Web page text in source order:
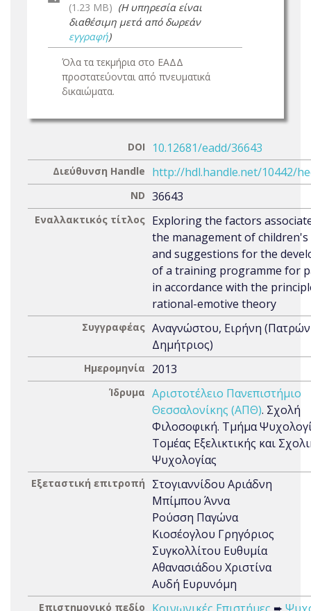
(1.23 MB) (Η υπηρεσία είναι
διαθέσιμη μετά από δωρεάν
εγγραφή)
Όλα τα τεκμήρια στο ΕΑΔΔ
προστατεύονται από πνευματικά
δικαιώματα.
DOI 10.12681/eadd/36643
Διεύθυνση Handle http://hdl.handle.net/10442/
ND 36643
Εναλλακτικός τίτλος Exploring the factors
the management of
and suggestions for the
of a training programme for
in accordance with the
rational-emotive theory
Συγγραφέας Αναγνώστου, Ειρήνη
Δημήτριος)
Ημερομηνία 2013
Ίδρυμα Αριστοτέλειο Πανεπιστήμιο
Θεσσαλονίκης (ΑΠΘ). Σχολή
Φιλοσοφική. Τμήμα
Τομέας Εξελικτικής και
Ψυχολογίας
Εξεταστική επιτροπή
Στογιαννίδου Αριάδνη
Μπίμπου Άννα
Ρούσση Παγώνα
Κιοσέογλου Γρηγόριος
Συγκολλίτου Ευθυμία
Αθανασιάδου Χριστίνα
Αυδή Ευρυνόμη
Επιστημονικό πεδίο